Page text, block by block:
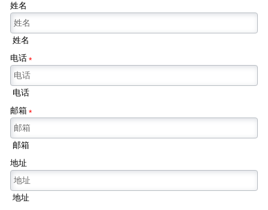
姓名
姓名
电话*
电话
邮箱*
邮箱
地址
地址